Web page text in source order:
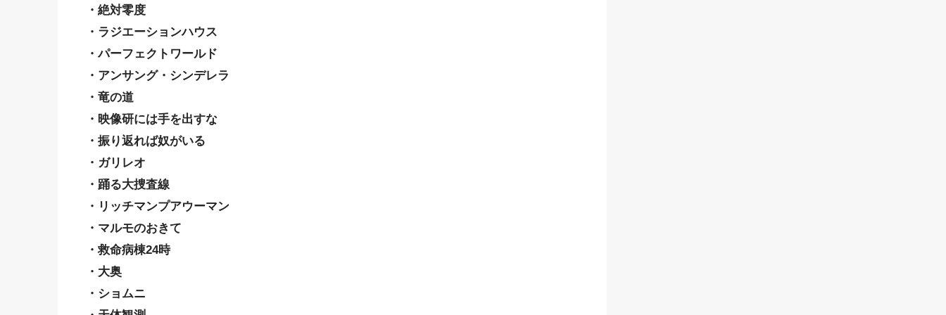
・絶対零度
・ラジエーションハウス
・パーフェクトワールド
・アンサング・シンデレラ
・竜の道
・映像研には手を出すな
・振り返れば奴がいる
・ガリレオ
・踊る大捜査線
・リッチマンプアウーマン
・マルモのおきて
・救命病棟24時
・大奥
・ショムニ